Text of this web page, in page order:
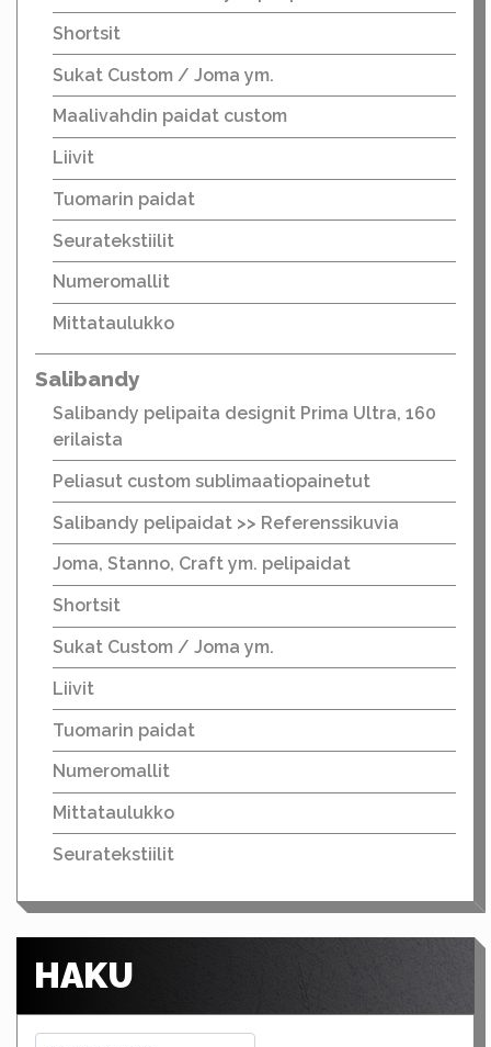
Shortsit
Sukat Custom / Joma ym.
Maalivahdin paidat custom
Liivit
Tuomarin paidat
Seuratekstiilit
Numeromallit
Mittataulukko
Salibandy
Salibandy pelipaita designit Prima Ultra, 160
erilaista
Peliasut custom sublimaatiopainetut
Salibandy pelipaidat >> Referenssikuvia
Joma, Stanno, Craft ym. pelipaidat
Shortsit
Sukat Custom / Joma ym.
Liivit
Tuomarin paidat
Numeromallit
Mittataulukko
Seuratekstiilit
HAKU